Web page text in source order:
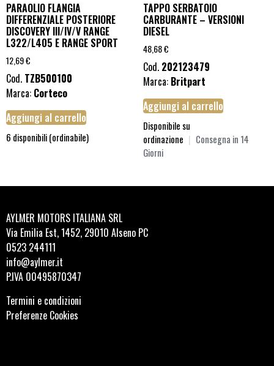
PARAOLIO FLANGIA
DIFFERENZIALE POSTERIORE
DISCOVERY III/IV/V RANGE
L322/L405 E RANGE SPORT
12,69€
Cod. TZB500100
Marca: Corteco
Aggiungi al carrello
6 disponibili (ordinabile)
TAPPO SERBATOIO
CARBURANTE – VERSIONI
DIESEL
48,68€
Cod. 202123479
Marca: Britpart
Aggiungi al carrello
Disponibile su
ordinazione | Consegna in 14
Giorni
AYLMER MOTORS ITALIANA SRL
Via Emilia Est, 1452, 29010 Alseno PC
0523 244111
info@aylmer.it
P.IVA 00495870347
Termini e condizioni
Preferenze Cookies